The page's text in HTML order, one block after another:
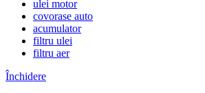
ulei motor
covorase auto
acumulator
filtru ulei
filtru aer
Închidere